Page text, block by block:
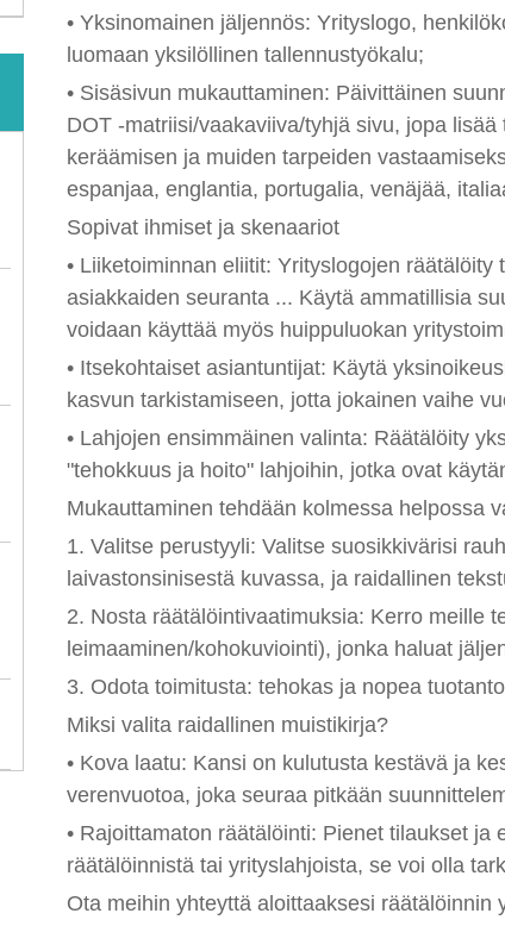
• Yksinomainen jäljennös: Yrityslogo,
luomaan yksilöllinen tallennustyökalu;
• Sisäsivun mukauttaminen: Päivittäinen
DOT -matriisi/vaakaviiva/tyhjä sivu, jopa
keräämisen ja muiden tarpeiden
espanjaa, englantia, portugalia, venäjää,
Sopivat ihmiset ja skenaariot
• Liiketoiminnan eliitit: Yrityslogojen
asiakkaiden seuranta ... Käytä ammatillisia
voidaan käyttää myös huippuluokan
• Itsekohtaiset asiantuntijat: Käytä
kasvun tarkistamiseen, jotta jokainen vaihe
• Lahjojen ensimmäinen valinta: Räätälöity
"tehokkuus ja hoito" lahjoihin, jotka ovat
Mukauttaminen tehdään kolmessa helpossa
1. Valitse perustyyli: Valitse suosikkivärisi
laivastonsinisestä kuvassa, ja raidallinen
2. Nosta räätälöintivaatimuksia: Kerro meille
leimaaminen/kohokuviointi), jonka haluat
3. Odota toimitusta: tehokas ja nopea
Miksi valita raidallinen muistikirja?
• Kova laatu: Kansi on kulutusta kestävä ja
verenvuotoa, joka seuraa pitkään
• Rajoittamaton räätälöinti: Pienet tilaukset
räätälöinnistä tai yrityslahjoista, se voi olla
Ota meihin yhteyttä aloittaaksesi räätälöinnin